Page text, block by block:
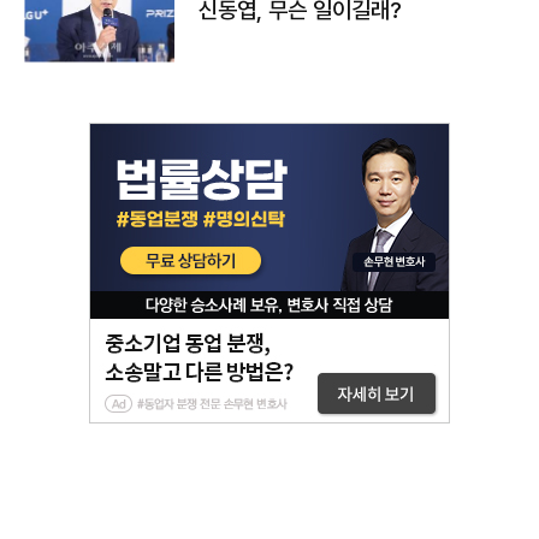
신동엽, 무슨 일이길래?